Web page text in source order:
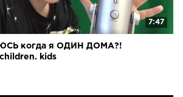
7:47
когда я ОДИН ДОМА?!
kids